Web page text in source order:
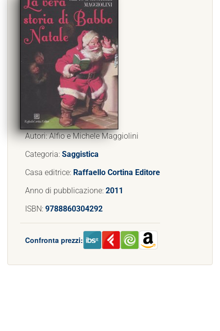
Autori: Alfio e Michele Maggiolini
Categoria: Saggistica
Casa editrice: Raffaello Cortina Editore
Anno di pubblicazione: 2011
ISBN: 9788860304292
Confronta prezzi: